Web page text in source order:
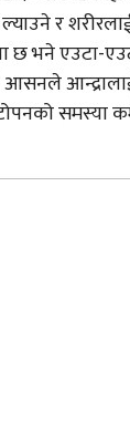
र
भने एउटा-
समस्या